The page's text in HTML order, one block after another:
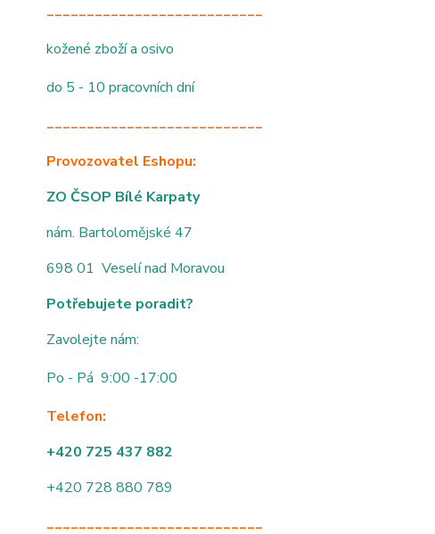
___________________________
kožené zboží a osivo
do 5 - 10 pracovních dní
___________________________
Provozovatel Eshopu:
ZO ČSOP Bílé Karpaty
nám. Bartolomějské 47
698 01 Veselí nad Moravou
Potřebujete poradit?
Zavolejte nám:
Po - Pá 9:00 -17:00
Telefon:
+420 725 437 882
+420 728 880 789
___________________________